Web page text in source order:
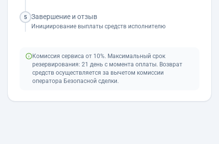
5 Завершение и отзыв
Инициирование выплаты средств исполнителю
Комиссия сервиса от 10%. Максимальный срок
резервирования: 21 день с момента оплаты. Возврат
средств осуществляется за вычетом комиссии
оператора Безопасной сделки.